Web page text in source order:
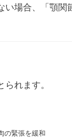
場合、「顎
れます。
の緊張を緩和